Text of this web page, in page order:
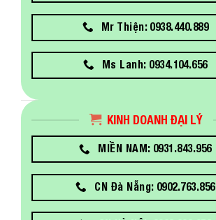
Mr Thiện: 0938.440.889
Ms Lanh: 0934.104.656
KINH DOANH ĐẠI LÝ
MIỀN NAM: 0931.843.956
CN Đà Nẵng: 0902.763.856